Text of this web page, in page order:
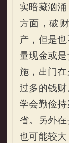
实暗藏汹
方面，破
产，但是
量现金或
施，出门
过多的钱
学会勤俭
省。另外
也可能较